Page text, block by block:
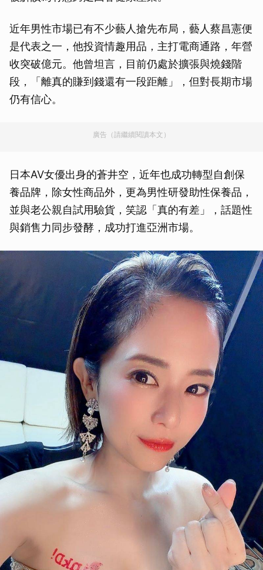
近年男性市場已有不少藝人搶先布局，藝人蔡昌憲便
是代表之一，他投資情趣用品，主打電商通路，年營
收突破億元。他曾坦言，目前仍處於擴張與燒錢階
段，「離真的賺到錢還有一段距離」，但對長期市場
仍有信心。
廣告（請繼續閱讀本文）
日本AV女優出身的蒼井空，近年也成功轉型自創保
養品牌，除女性商品外，更為男性研發助性保養品，
並與老公親自試用驗貨，笑認「真的有差」，話題性
與銷售力同步發酵，成功打進亞洲市場。